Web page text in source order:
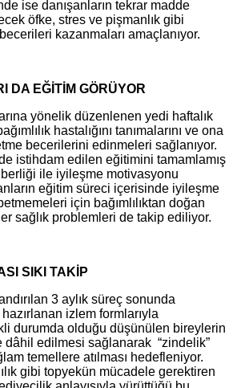
ise danışanların tekrar madde
öfke, stres ve pişmanlık gibi
kazanmaları amaçlanıyor.
DA EĞİTİM GÖRÜYOR
yönelik düzenlenen yedi haftalık
hastalığını tanımalarını ve ona
becerilerini edinmeleri sağlanıyor.
istihdam edilen eğitimini tamamlamış
ile iyileşme motivasyonu
eğitim süreci içerisinde iyileşme
için bağımlılıktan doğan
sağlık problemleri de takip ediliyor.
SIKI TAKİP
3 aylık süreç sonunda
izlem formlarıyla
durumda olduğu düşünülen bireylerin
dâhil edilmesi sağlanarak “zindelik”
temellere atılması hedefleniyor.
gibi topyekün mücadele gerektiren